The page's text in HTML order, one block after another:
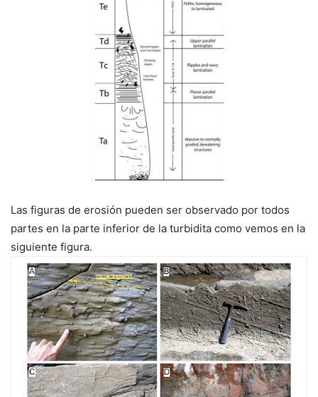
Las figuras de erosión pueden ser observado por todos
partes en la parte inferior de la turbidita como vemos en la
siguiente figura.